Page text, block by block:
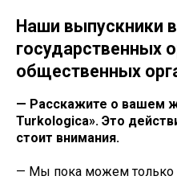
Наши выпускники
государственных
общественных
— Расскажите о вашем
Turkologica». Это
стоит внимания.
— Мы пока можем только